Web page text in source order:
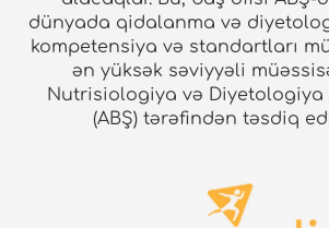
2-ci hissə: Fitnes sahəsində
bağlı reallıq və düzgün istifadə
dünyada qidalanma və
kompetensiya və standartları
ən yüksək səviyyəli
Nutrisiologiya və Diyetologiya
(ABŞ) tərəfindən təsdiq